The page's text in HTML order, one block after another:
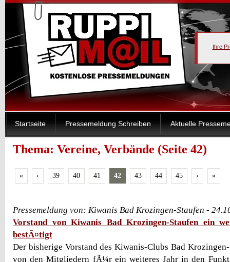
Ihre
Startseite Pressemeldung Schreiben Aktuelle
Thema: Vereine, Verbände (Seite 42)
« ‹ 39 40 41 42 43 44 45 › »
Pressemeldung von: Kiwanis Bad Krozingen-Staufen -
Vorstand von Kiwanis Bad Krozingen-Staufen ein
bestÃ¤tigt
Der bisherige Vorstand des Kiwanis-Clubs Bad
von den Mitgliedern fÃ¼r ein weiteres Jahr in den